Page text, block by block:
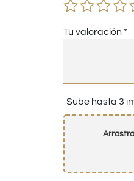
Tu valoración *
Sube hasta 3